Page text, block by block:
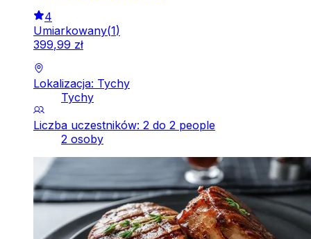
4
Umiarkowany(1)
399,99 zł
Lokalizacja: Tychy
Tychy
Liczba uczestników: 2 do 2 people
2 osoby